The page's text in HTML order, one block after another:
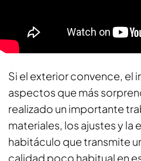
Si el exterior convence, el
aspectos que más
realizado un importante
materiales, los ajustes y la
habitáculo que transmite
calidad poco habitual en